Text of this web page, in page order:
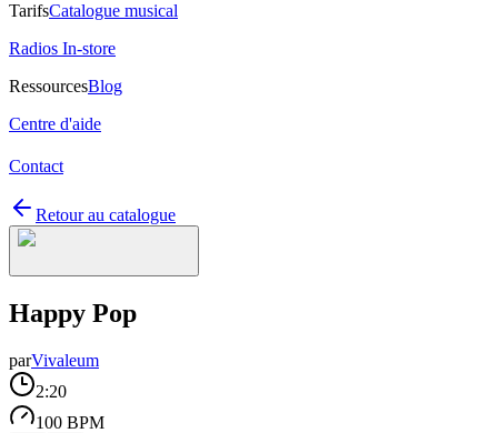
TarifsCatalogue musical
Radios In-store
RessourcesBlog
Centre d'aide
Contact
Retour au catalogue
Happy Pop
parVivaleum
2:20
100 BPM